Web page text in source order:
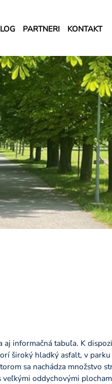
PARTNERI KONTAKT
informačná tabuľa. K
široký hladký asfalt, v
sa nachádza množstvo
oddychovými